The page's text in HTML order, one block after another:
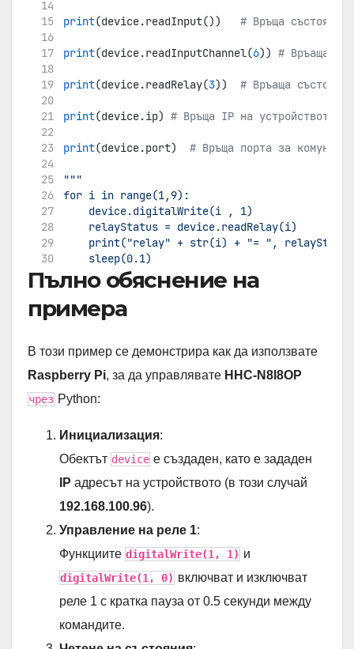
print(device.readInput()) # Връща
print(device.readInputChannel(6)) # Връаща
print(device.readRelay(3)) # Връаща
print(device.ip) # Връща IP на устройството
print(device.port) # Връща порта за
"""
for i in range(1,9):
    device.digitalWrite(i , 1)
    relayStatus = device.readRelay(i)
print("relay" + str(i) + "= ",
    sleep(0.1)
for i in range(1,9):
    device.digitalWrite(i , 0)
    relayStatus = device.readRelay(i)
    sleep(0.1)
Пълно обяснение на
примера
В този пример се демонстрира как да използвате
Raspberry Pi, за да управлявате HHC-N8I8OP
чрез Python:
Инициализация:
Обектът device е създаден, като е зададен
IP адресът на устройството (в този случай
192.168.100.96).
Управление на реле 1:
Функциите digitalWrite(1, 1) и
digitalWrite(1, 0) включват и изключват
реле 1 с кратка пауза от 0.5 секунди между
командите.